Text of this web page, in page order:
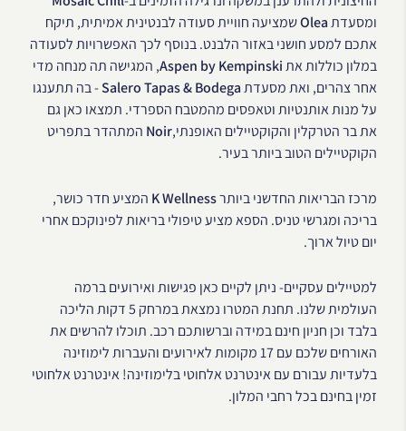
ומסעדתOleaשמציעה חוויית סעודה לבנטינית אמיתית, תיקח
אתכם למסע חושני באזור הלבנט. בנוסף לכך האפשרויות לסעודה
במלון כוללות אתAspen by Kempinski, המגישה תה מנחה מדי
אחר צהרים, ואת מסעדתSalero Tapas & Bodega- בה תתענגו
על מנות אותנטיות וטאפסים מהמטבח הספרדי. תמצאו כאן גם
את בר הטרקלין והקוקטיילים האופנתי,Noir המתהדר בתפריט
הקוקטיילים הטוב ביותר בעיר.
מרכז הבריאות החדשני ביותר
המציע חדר כושר,
בריכה ומגרשי טניס. הספא מציע טיפולי בריאות לפינוקכם אחרי
יום טיול ארוך.
למטיילים עסקיים- ניתן לקיים כאן פגישות ואירועים ברמה
העולמית שלנו. תחנת המטרו נמצאת במרחק 5 דקות הליכה
בלבד וכן חניון חינם במידה וברשותכם רכב. תוכלו להרשים את
האורחים שלכם עם 17 מקומות לאירועים והעברות לימוזינה
בלעדיות עבורם עם אינטרנט אלחוטי בלימוזינה! אינטרנט אלחוטי
זמין בחינם בכל רחבי המלון.